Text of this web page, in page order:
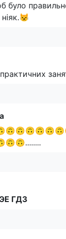
було
ГДЗ